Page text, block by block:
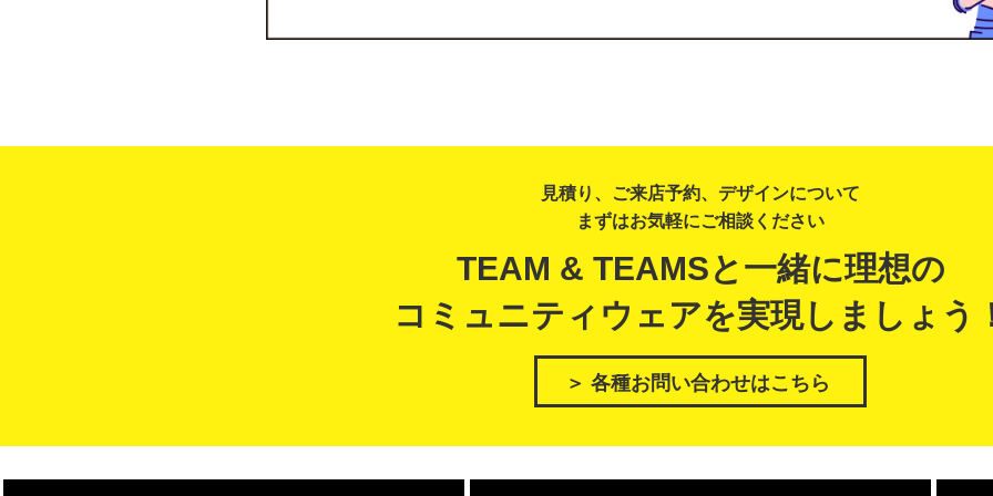
見積り、ご来店予約、デザインについて
まずはお気軽にご相談ください
TEAM & TEAMSと一緒に理想の
コミュニティウェアを実現しましょう
＞ 各種お問い合わせはこちら